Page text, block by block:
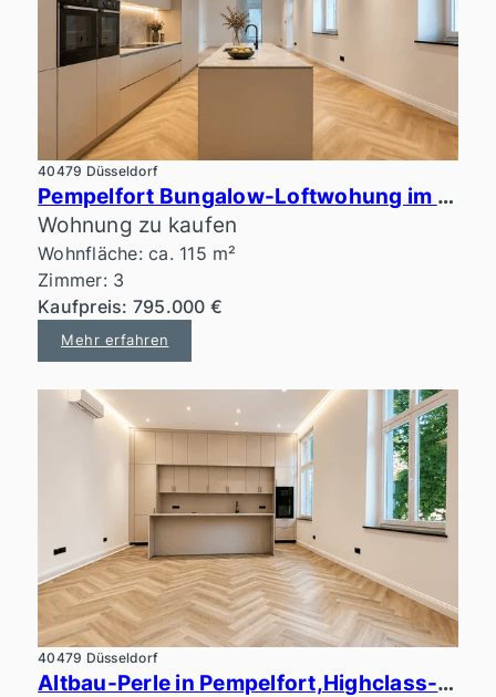
40479 Düsseldorf
Pempelfort Bungalow-Loftwohung im ruhigen Innenhof
Wohnung zu kaufen
Wohnfläche: ca. 115 m²
Zimmer: 3
Kaufpreis: 795.000 €
Mehr erfahren
40479 Düsseldorf
Altbau-Perle in Pempelfort,Highclass-Ausstattung, Erstbezug